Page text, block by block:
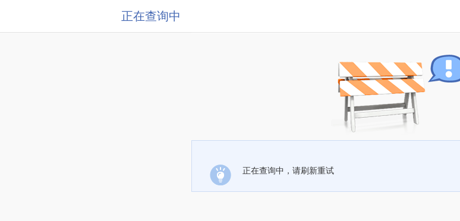
正在查询中
正在查询中，请刷新重试